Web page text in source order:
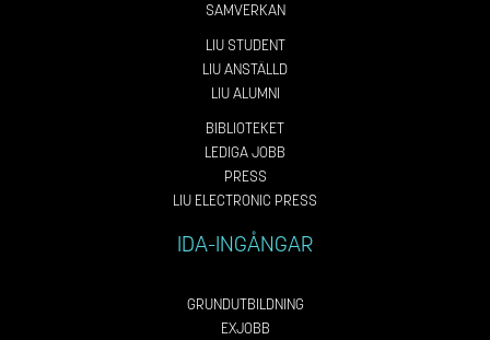
SAMVERKAN
LIU STUDENT
LIU ANSTÄLLD
LIU ALUMNI
BIBLIOTEKET
LEDIGA JOBB
PRESS
LIU ELECTRONIC PRESS
IDA-INGÅNGAR
GRUNDUTBILDNING
EXJOBB